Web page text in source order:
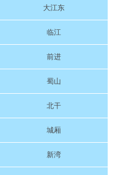
大江东
临江
前进
蜀山
北干
城厢
新湾